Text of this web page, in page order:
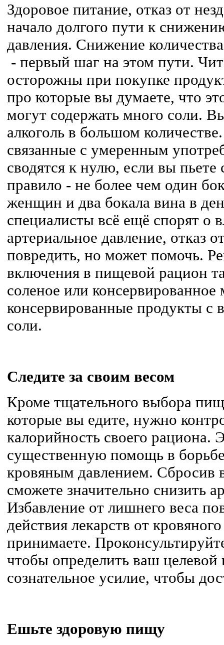
Здоровое питание, отказ от
начало долгого пути к
давления. Снижение
- первый шаг на этом пути.
осторожны при покупке
про которые вы думаете, что
могут содержать много соли.
алкоголь в большом
связанные с умеренным
сводятся к нулю, если вы
правило - не более чем один
женщин и два бокала вина в
специалисты всё ещё спорят о
артериальное давление, отказ
повредить, но может помочь.
включения в пищевой рацион
соленое или консервированное
консервированные продукты с
соли.
Следите за своим весом
Кроме тщательного выбора
которые вы едите, нужно
калорийность своего рациона.
существенную помощь в
кровяным давлением. Сбросив
сможете значительно снизить
Избавление от лишнего веса
действия лекарств от
принимаете.
чтобы определить ваш целевой
сознательное усилие, чтобы
Ешьте здоровую пищу